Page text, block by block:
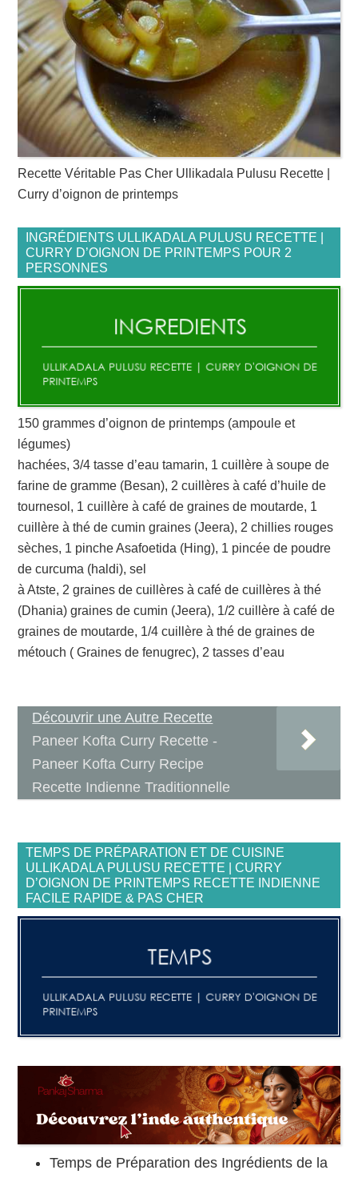
Recette Véritable Pas Cher Ullikadala Pulusu Recette |
Curry d’oignon de printemps
INGRÉDIENTS ULLIKADALA PULUSU RECETTE |
CURRY D’OIGNON DE PRINTEMPS POUR 2
PERSONNES
150 grammes d’oignon de printemps (ampoule et
légumes)
hachées, 3/4 tasse d’eau tamarin, 1 cuillère à soupe de
farine de gramme (Besan), 2 cuillères à café d’huile de
tournesol, 1 cuillère à café de graines de moutarde, 1
cuillère à thé de cumin graines (Jeera), 2 chillies rouges
sèches, 1 pinche Asafoetida (Hing), 1 pincée de poudre
de curcuma (haldi), sel
à Atste, 2 graines de cuillères à café de cuillères à thé
(Dhania) graines de cumin (Jeera), 1/2 cuillère à café de
graines de moutarde, 1/4 cuillère à thé de graines de
métouch ( Graines de fenugrec), 2 tasses d’eau
Découvrir une Autre Recette
Paneer Kofta Curry Recette -
Paneer Kofta Curry Recipe
Recette Indienne Traditionnelle
TEMPS DE PRÉPARATION ET DE CUISINE
ULLIKADALA PULUSU RECETTE | CURRY
D’OIGNON DE PRINTEMPS RECETTE INDIENNE
FACILE RAPIDE & PAS CHER
Temps de Préparation des Ingrédients de la